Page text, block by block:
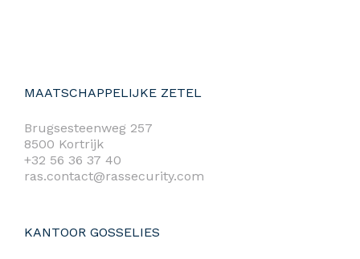
MAATSCHAPPELIJKE ZETEL
Brugsesteenweg 257
8500 Kortrijk
+32 56 36 37 40
ras.contact@rassecurity.com
KANTOOR GOSSELIES